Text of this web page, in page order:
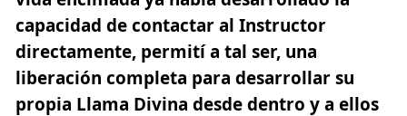
capacidad de contactar al Instructor
directamente, permití a tal ser, una
liberación completa para desarrollar su
propia Llama Divina desde dentro y a ellos